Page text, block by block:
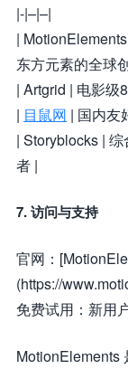
|-|–|–|
|
东方元素的全球
| Artgrid | 电影级
| 目鼠网 | 国内友
| Storyblocks |
者 |
7. 访问与支持
官网：
(https://
免费试用：新用
MotionElements